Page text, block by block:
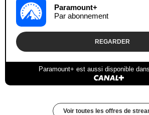
Paramount+
Par abonnement
REGARDER
Paramount+ est aussi disponible
Voir toutes les offres de